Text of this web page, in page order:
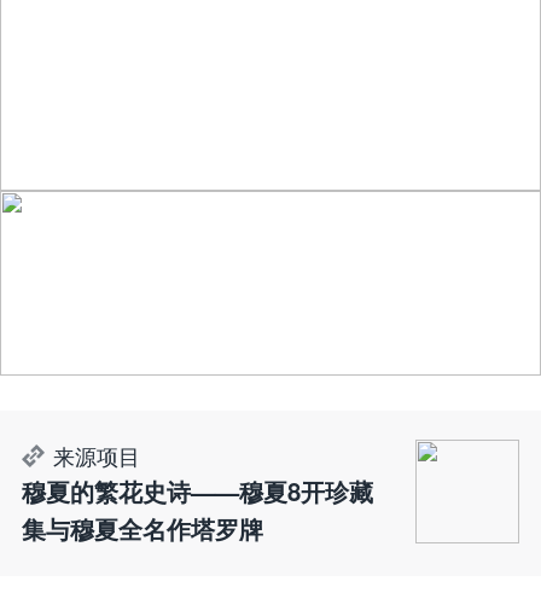
来源项目
穆夏的繁花史诗——穆夏8开珍藏
集与穆夏全名作塔罗牌